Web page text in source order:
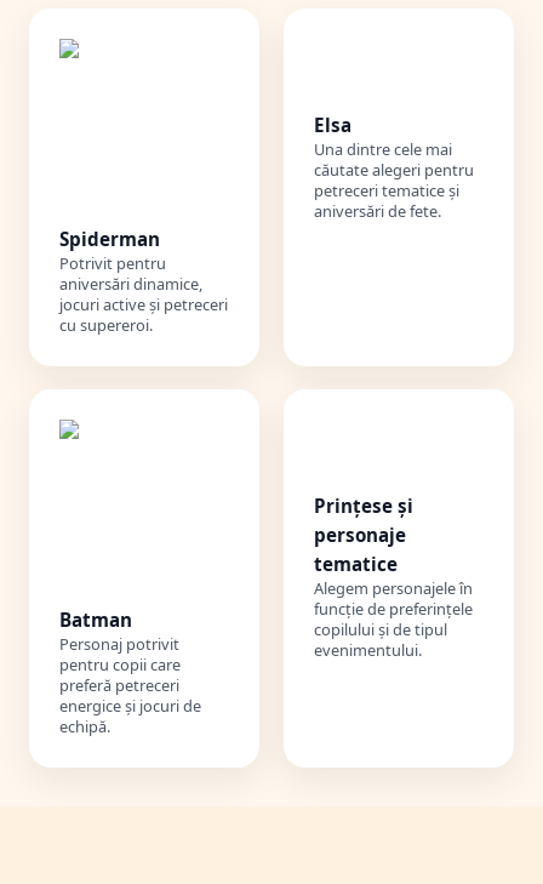
Spiderman
Potrivit pentru
aniversări dinamice,
jocuri active și petreceri
cu supereroi.
Elsa
Una dintre cele mai
căutate alegeri pentru
petreceri tematice și
aniversări de fete.
Batman
Personaj potrivit
pentru copii care
preferă petreceri
energice și jocuri de
echipă.
Prințese și
personaje
tematice
Alegem personajele în
funcție de preferințele
copilului și de tipul
evenimentului.